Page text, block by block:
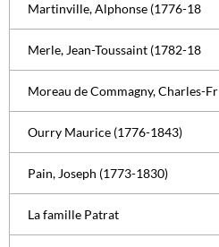
Martinville, Alphonse (1776-18
Merle, Jean-Toussaint (1782-18
Moreau de Commagny, Charles-Fr
Ourry Maurice (1776-1843)
Pain, Joseph (1773-1830)
La famille Patrat